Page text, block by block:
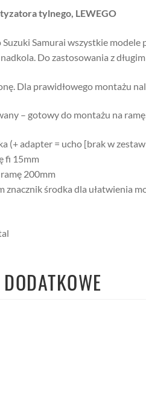
tylnego, LEWEGO
Samurai wszystkie
Do zastosowania z
Dla prawidłowego montażu
– gotowy do montażu na
(+ adapter = ucho [brak w
fi 15mm
200mm
znacznik środka dla ułatwienia